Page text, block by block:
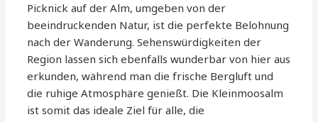
Picknick auf der Alm, umgeben von der
beeindruckenden Natur, ist die perfekte Belohnung
nach der Wanderung. Sehenswürdigkeiten der
Region lassen sich ebenfalls wunderbar von hier aus
erkunden, während man die frische Bergluft und
die ruhige Atmosphäre genießt. Die Kleinmoosalm
ist somit das ideale Ziel für alle, die